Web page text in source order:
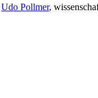
Udo Pollmer,